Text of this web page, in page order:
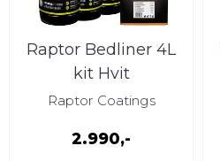
Raptor Bedliner 4L
kit Hvit
Raptor Coatings
2.990,-